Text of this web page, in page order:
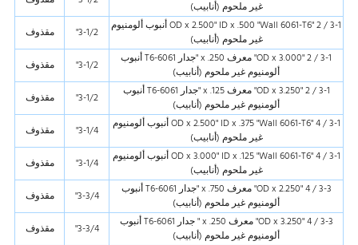
غير ملحوم (أنابيب)
3-1 / 2 "OD x 2.500" ID x .500 "Wall 6061-T6 أنبوب ألومنيوم
غير ملحوم (أنابيب)
3-1/2"
مقذوف
3-1 / 2 "OD x 3.000" معرف x .250 "جدار 6061-T6 أنبوب
ألومنيوم غير ملحوم (أنابيب)
3-1/2"
مقذوف
3-1 / 2 "OD x 3.250" معرف x .125 "جدار 6061-T6 أنبوب
ألومنيوم غير ملحوم (أنابيب)
3-1/2"
مقذوف
3-1 / 4 "OD x 2.500" ID x .375 "Wall 6061-T6 أنبوب ألومنيوم
غير ملحوم (أنابيب)
3-1/4"
مقذوف
3-1 / 4 "OD x 3.000" ID x .125 "Wall 6061-T6 أنبوب ألومنيوم
غير ملحوم (أنابيب)
3-1/4"
مقذوف
3-3 / 4 "OD x 2.250" معرف x .750 "جدار 6061-T6 أنبوب
ألومنيوم غير ملحوم (أنابيب)
3-3/4"
مقذوف
3-3 / 4 "OD x 3.250" معرف x .250 " جدار 6061-T6 أنبوب
ألومنيوم غير ملحوم (أنابيب)
3-3/4"
مقذوف